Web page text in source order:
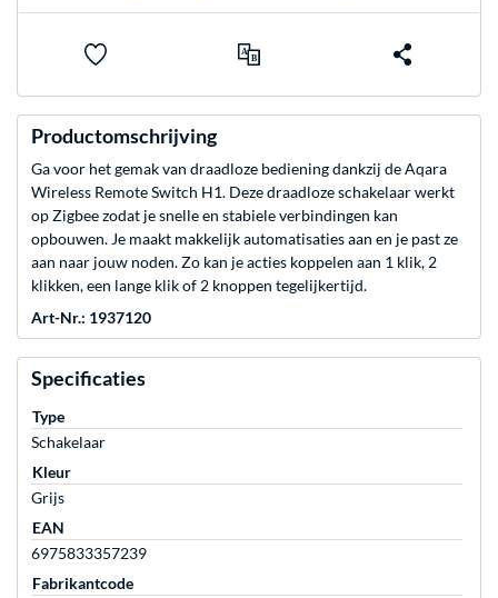
Productomschrijving
Ga voor het gemak van draadloze bediening dankzij de Aqara
Wireless Remote Switch H1. Deze draadloze schakelaar werkt
op Zigbee zodat je snelle en stabiele verbindingen kan
opbouwen. Je maakt makkelijk automatisaties aan en je past ze
aan naar jouw noden. Zo kan je acties koppelen aan 1 klik, 2
klikken, een lange klik of 2 knoppen tegelijkertijd.
Art-Nr.: 1937120
Specificaties
Type
Schakelaar
Kleur
Grijs
EAN
6975833357239
Fabrikantcode